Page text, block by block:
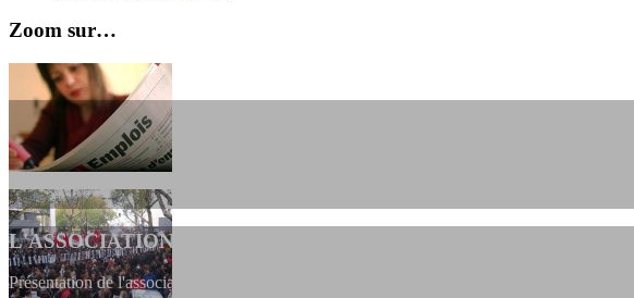
Zoom sur…
L'ASSOCIATION
Présentation de l'association et de sa charte qui encadre nos actions et engagements depuis